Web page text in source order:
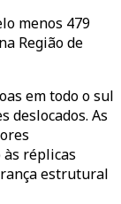
menos 479
Região de
em todo o sul
deslocados. As
às réplicas
estrutural